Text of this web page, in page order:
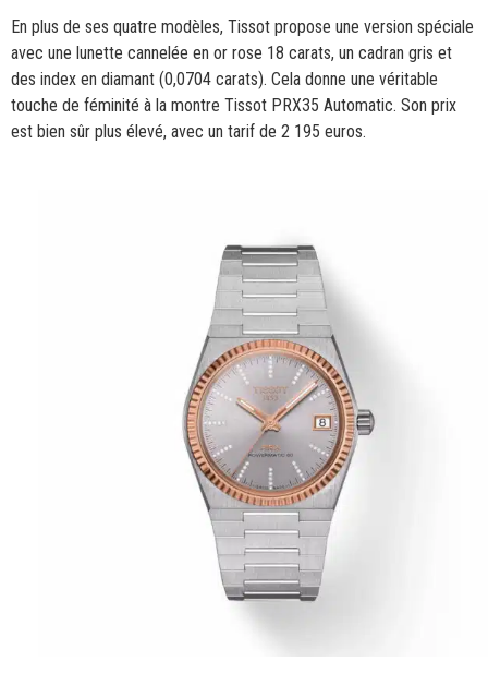
En plus de ses quatre modèles, Tissot propose une version spéciale
avec une lunette cannelée en or rose 18 carats, un cadran gris et
des index en diamant (0,0704 carats). Cela donne une véritable
touche de féminité à la montre Tissot PRX35 Automatic. Son prix
est bien sûr plus élevé, avec un tarif de 2 195 euros.